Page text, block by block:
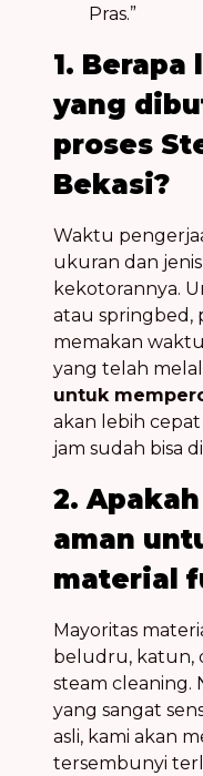
Pras.”
1. Berapa
yang
proses
Bekasi?
Waktu
ukuran dan
kekotorannya.
atau springbed,
memakan
yang telah
untuk
akan lebih
jam sudah bisa
2.
aman
material
Mayoritas
beludru, katun,
steam cleaning.
yang sangat
asli, kami akan
tersembunyi